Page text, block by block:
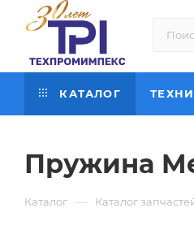
КАТАЛОГ
Пружина
Каталог — Каталог